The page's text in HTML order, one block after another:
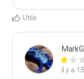
Utile
il y a